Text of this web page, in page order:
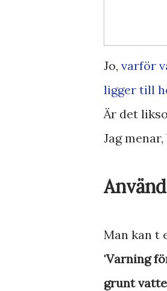
Jo, varför
ligger till
Är det
Jag
Man kan t
'Varning
grunt